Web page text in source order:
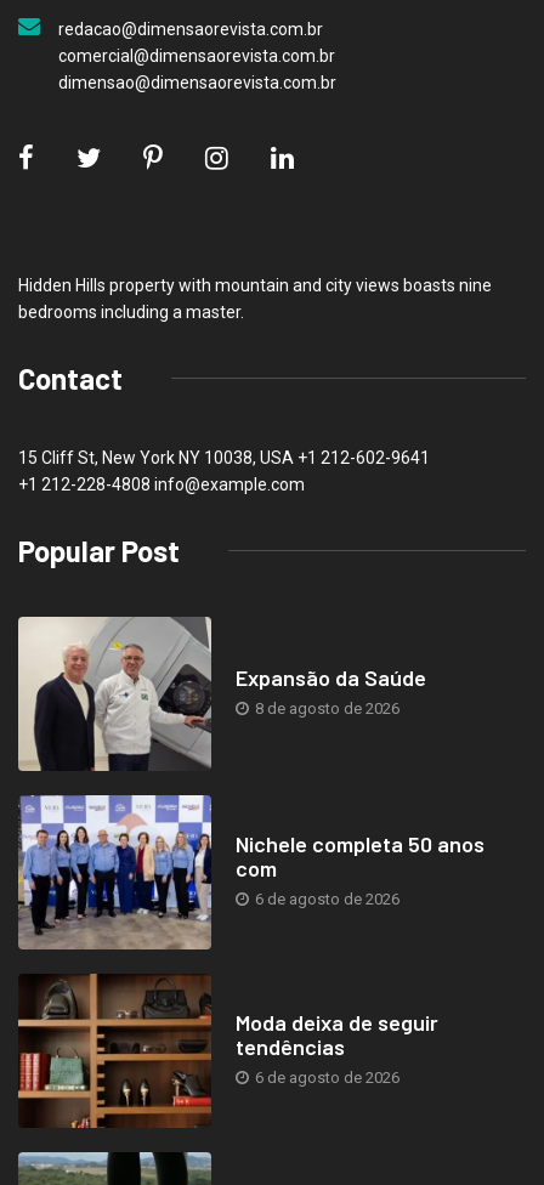
redacao@dimensaorevista.com.br
comercial@dimensaorevista.com.br
dimensao@dimensaorevista.com.br
Hidden Hills property with mountain and city views boasts nine
bedrooms including a master.
Contact
15 Cliff St, New York NY 10038, USA +1 212-602-9641
+1 212-228-4808 info@example.com
Popular Post
Expansão da Saúde
8 de agosto de 2026
Nichele completa 50 anos
com
6 de agosto de 2026
Moda deixa de seguir
tendências
6 de agosto de 2026